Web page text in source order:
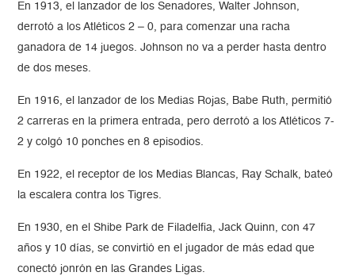
En 1913, el lanzador de los Senadores, Walter Johnson,
derrotó a los Atléticos 2 – 0, para comenzar una racha
ganadora de 14 juegos. Johnson no va a perder hasta dentro
de dos meses.
En 1916, el lanzador de los Medias Rojas, Babe Ruth, permitió
2 carreras en la primera entrada, pero derrotó a los Atléticos 7-
2 y colgó 10 ponches en 8 episodios.
En 1922, el receptor de los Medias Blancas, Ray Schalk, bateó
la escalera contra los Tigres.
En 1930, en el Shibe Park de Filadelfia, Jack Quinn, con 47
años y 10 días, se convirtió en el jugador de más edad que
conectó jonrón en las Grandes Ligas.